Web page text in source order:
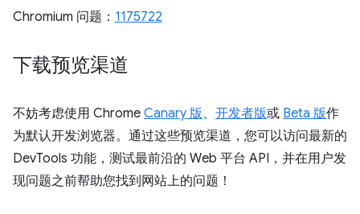
Chromium 问题： 1175722
下载预览渠道
不妨考虑使用 Chrome Canary 版 、 开发者版或 Beta 版作
为默认开发浏览器。通过这些预览渠道，您可以访问最新的
DevTools 功能，测试最前沿的 Web 平台 API，并在用户发
现问题之前帮助您找到网站上的问题！